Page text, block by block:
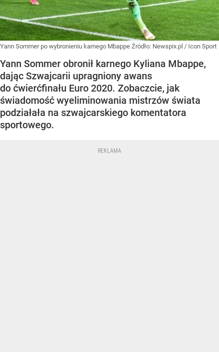
Yann Sommer po wybronieniu karnego Mbappe Źródło: Newspix.pl / Icon Sport
Yann Sommer obronił karnego Kyliana Mbappe,
dając Szwajcarii upragniony awans
do ćwierćfinału Euro 2020. Zobaczcie, jak
świadomość wyeliminowania mistrzów świata
podziałała na szwajcarskiego komentatora
sportowego.